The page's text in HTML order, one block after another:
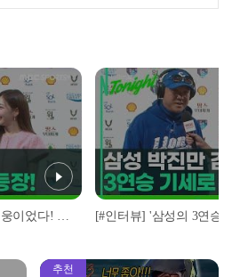
[#인터뷰] 삼성 김영웅, 찐 영웅이었다! 통산 두 번째 만루홈런 폭발 I #베이스볼투나잇 2025.03.25
추천